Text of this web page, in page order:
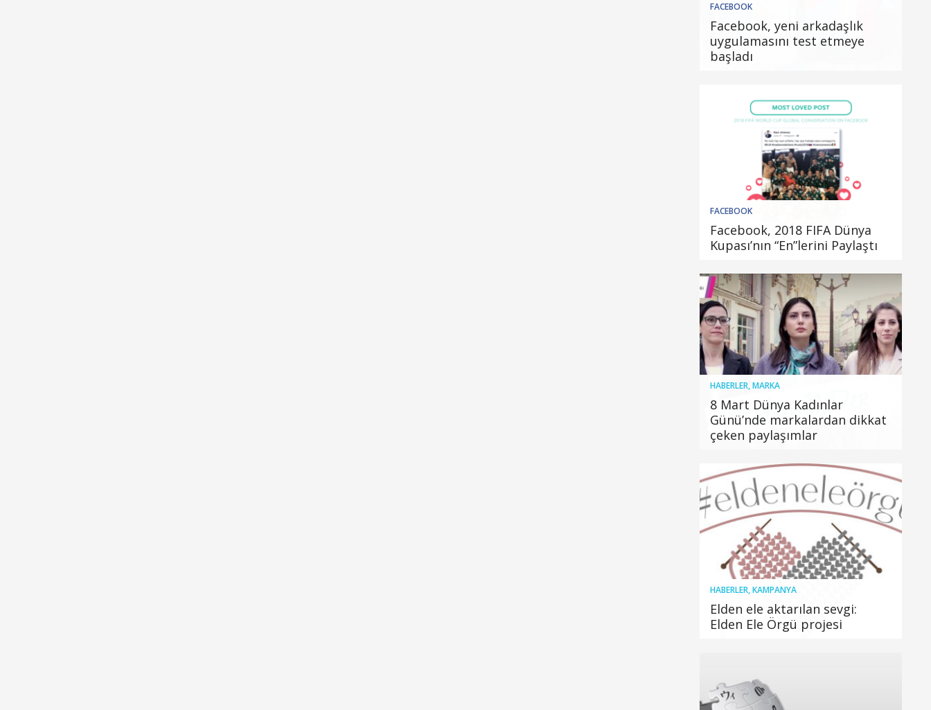
FACEBOOK
Facebook, yeni arkadaşlık
uygulamasını test etmeye
başladı
FACEBOOK
Facebook, 2018 FIFA Dünya
Kupası’nın “En”lerini Paylaştı
HABERLER,MARKA
8 Mart Dünya Kadınlar
Günü’nde markalardan dikkat
çeken paylaşımlar
HABERLER,KAMPANYA
Elden ele aktarılan sevgi:
Elden Ele Örgü projesi